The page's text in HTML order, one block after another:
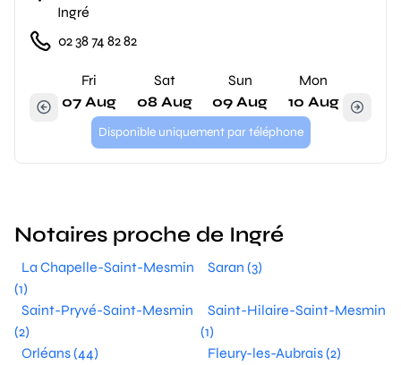
Ingré
02 38 74 82 82
Fri
07 Aug
Sat
08 Aug
Sun
09 Aug
Mon
10 Aug
Disponible uniquement par téléphone
Notaires proche de Ingré
La Chapelle-Saint-Mesmin
(1)
Saran (3)
Saint-Pryvé-Saint-Mesmin
(2)
Saint-Hilaire-Saint-Mesmin
(1)
Orléans (44)
Fleury-les-Aubrais (2)